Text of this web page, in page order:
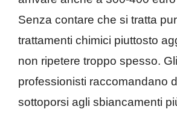
Senza contare che si tratta
trattamenti chimici piuttosto
non ripetere troppo spesso.
professionisti raccomandano
sottoporsi agli sbiancamenti